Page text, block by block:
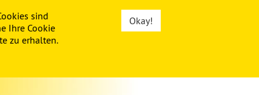
sind
Ihre Cookie
zu erhalten.
Okay!